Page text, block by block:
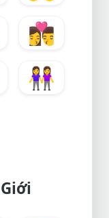
👩‍❤️‍💋‍👨
👭